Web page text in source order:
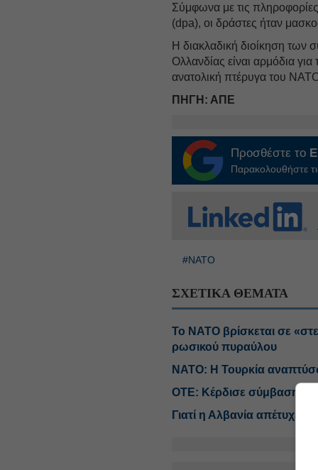
Σύμφωνα με τις
(dpa), οι δράστες ήταν
Η διακλαδική διοίκηση
Ολλανδίας είναι αρμόδια
ανατολική πτέρυγα του
ΠΗΓΗ: ΑΠΕ
Προσθέστε το
Παρακολουθήστε
#ΝΑΤΟ
ΣΧΕΤΙΚΑ ΘΕΜΑΤΑ
Το ΝΑΤΟ βρίσκεται σε
ρωσικού πυραύλου
ΝΑΤΟ: Η Τουρκία
ΟΤΕ: Κέρδισε σύμβαση
Γιατί η Αλβανία απέτυχε